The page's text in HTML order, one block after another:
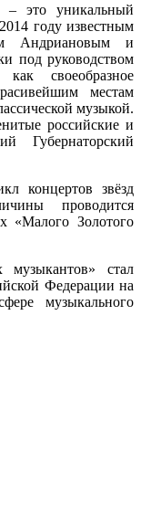
– это уникальный
годуизвестным
Андриановым и
под руководством
своеобразное
местам
музыкой.
российские и
Губернаторский
концертов звёзд
проводится
«Малого Золотого
стал
Федерации на
музыкального